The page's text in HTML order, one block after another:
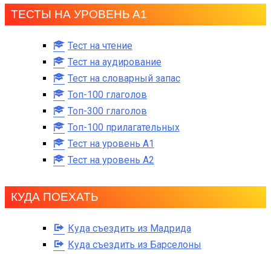
ТЕСТЫ НА УРОВЕНЬ А1
Тест на чтение
Тест на аудирование
Тест на словарный запас
Топ-100 глаголов
Топ-300 глаголов
Топ-100 прилагательных
Тест на уровень A1
Тест на уровень A2
КУДА ПОЕХАТЬ
Куда съездить из Мадрида
Куда съездить из Барселоны